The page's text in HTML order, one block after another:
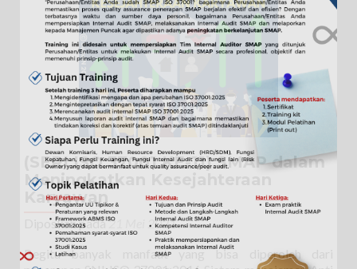
27
Agustus
2021
(SERI ISO 37001 KE-11) SMAP dalam
Meningkatkan Kesejahteraan
Karyawan
Diposkan pada21 Mei 2021
Begitu banyak manfaat yang bisa diperoleh dari